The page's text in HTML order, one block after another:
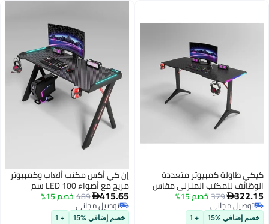
كيكي طاولة كمبيوتر متعددة
الوظائف للمكتب المنزلي مقاس
160 سم 322.15
379 خصم 15%
توصيل مجاني
توصيل مجاني
خصم إضافي %15 + 1
إن كي أكس مكتب ألعاب وكمبيوتر
مريح مع أضواء LED 100 سم
415.65
489 خصم 15%
توصيل مجاني
توصيل مجاني
خصم إضافي %15 + 1